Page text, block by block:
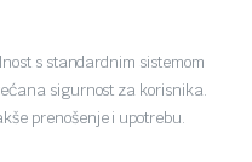
s standardnim sistemom
sigurnost za korisnika.
prenošenje i upotrebu.